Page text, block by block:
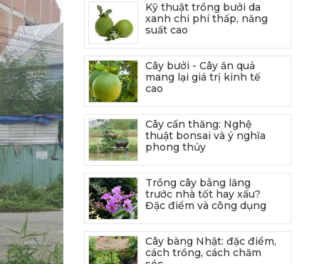
Kỹ thuật trồng bưởi da
xanh chi phí thấp, năng
suất cao
Cây bưởi - Cây ăn quả
mang lại giá trị kinh tế
cao
Cây cần thăng: Nghệ
thuật bonsai và ý nghĩa
phong thủy
Trồng cây bằng lăng
trước nhà tốt hay xấu?
Đặc điểm và công dụng
Cây bàng Nhật: đặc điểm,
cách trồng, cách chăm